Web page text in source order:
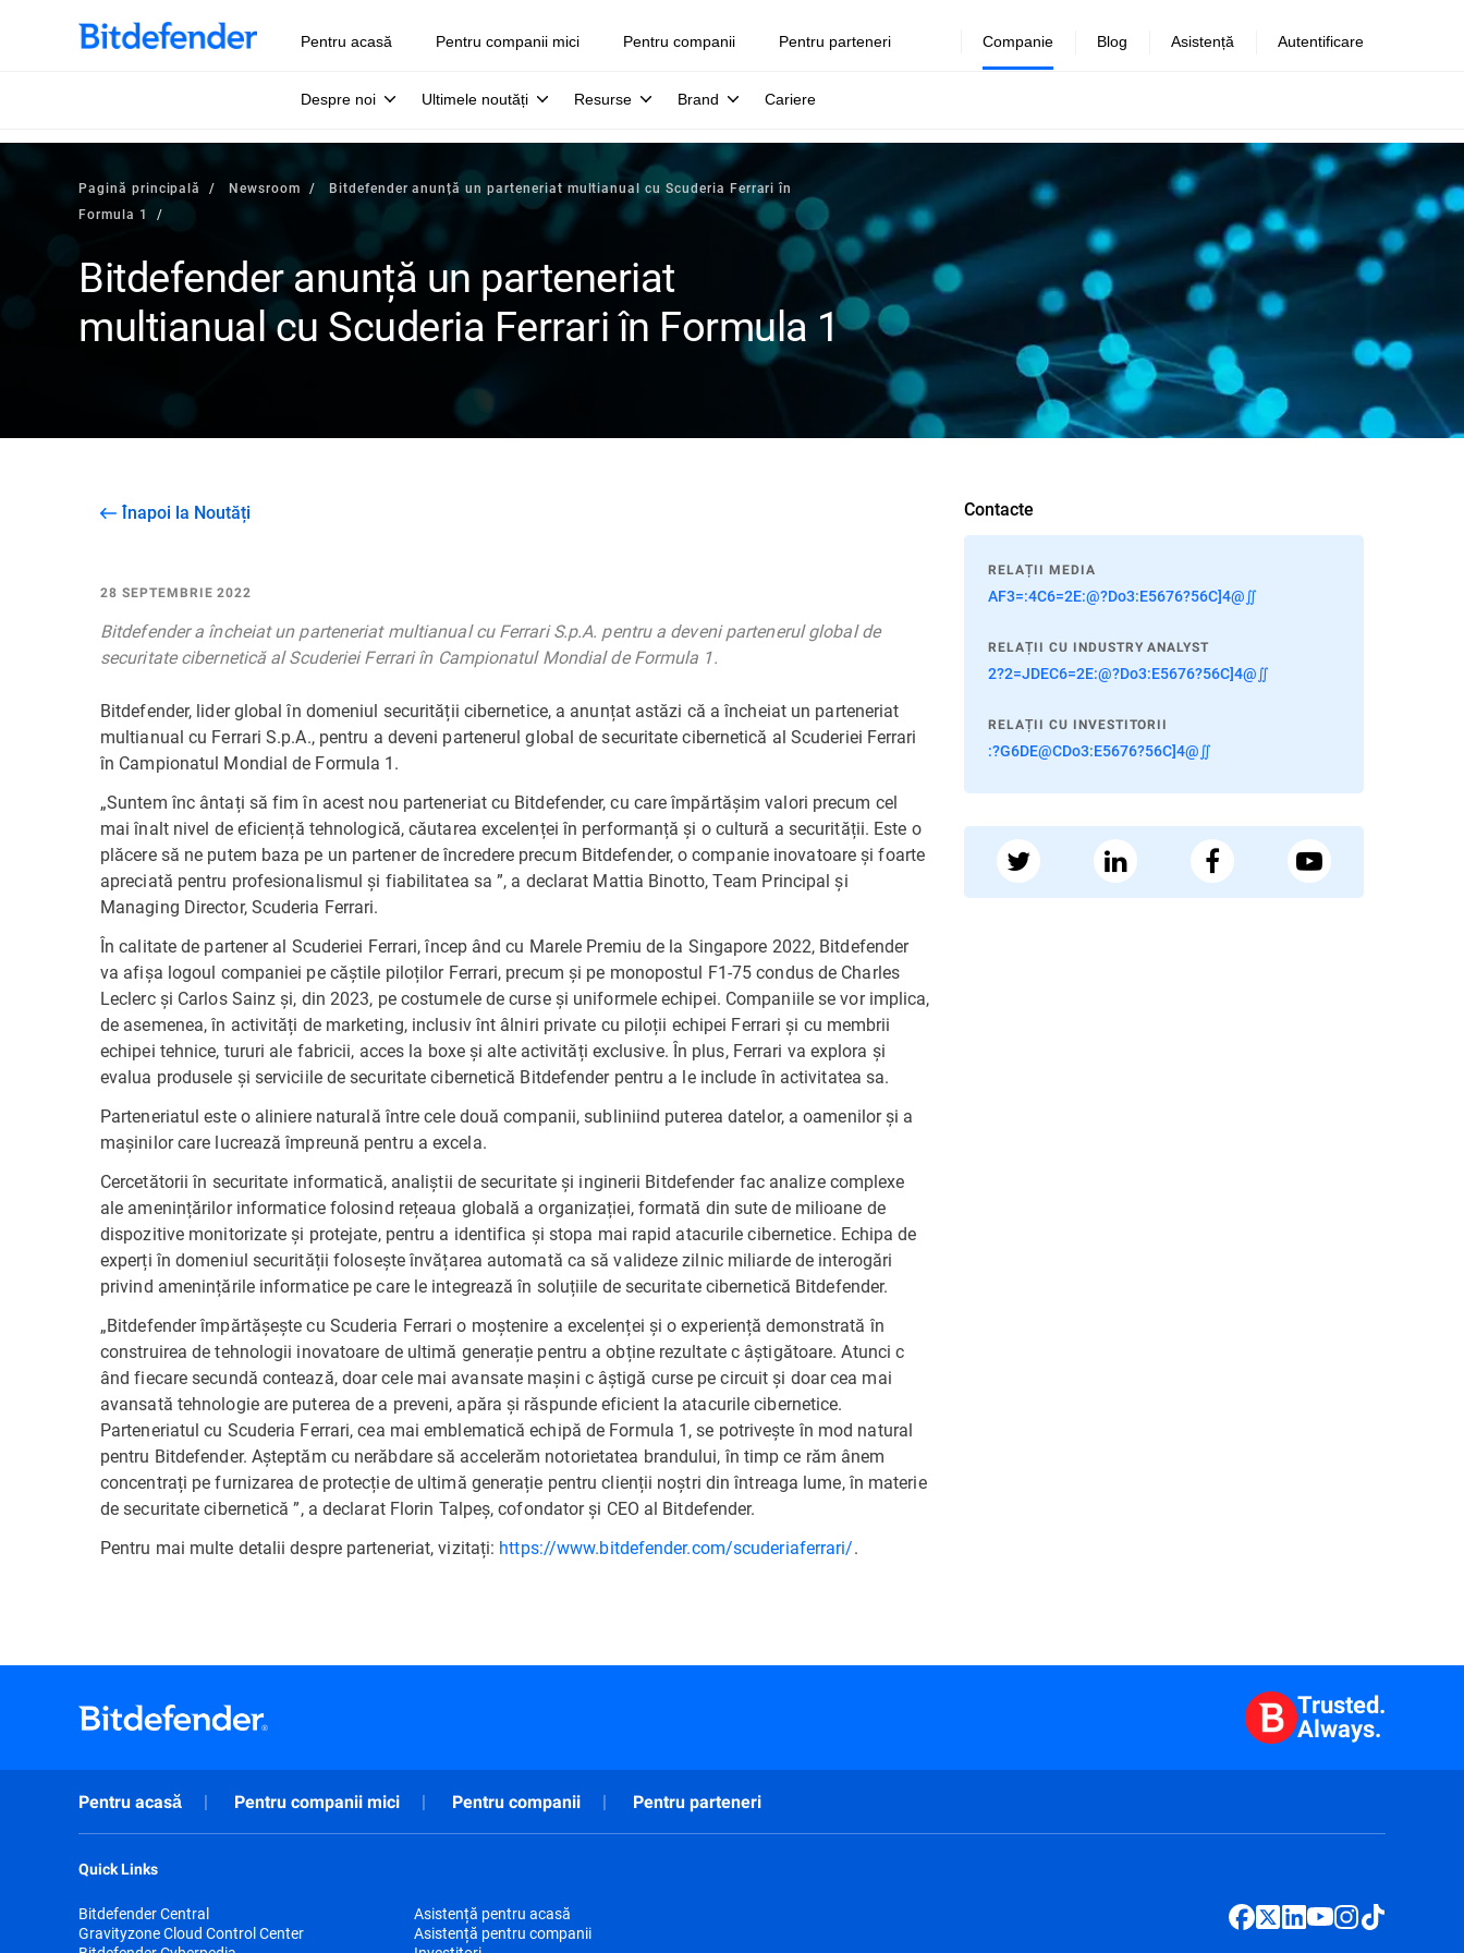
Pentru acasă Pentru companii mici Pentru companii Pentru parteneri Companie
Despre noi Ultimele noutăți Resurse Brand Cariere
Blog Asistență Autentificare
Pagină principală Newsroom
Bitdefender anunță un parteneriat multianual cu Scuderia Ferrari în
Formula 1
Bitdefender anunță un parteneriat
multianual cu Scuderia Ferrari în Formula 1
Înapoi la Noutăți
28 SEPTEMBRIE 2022
Bitdefender a încheiat un parteneriat multianual cu Ferrari S.p.A. pentru a deveni partenerul global de
securitate cibernetică al Scuderiei Ferrari în Campionatul Mondial de Formula 1.
Bitdefender, lider global în domeniul securității cibernetice, a anunțat astăzi că a încheiat un parteneriat
multianual cu Ferrari S.p.A., pentru a deveni partenerul global de securitate cibernetică al Scuderiei Ferrari
în Campionatul Mondial de Formula 1.
„Suntem înc ântați să fim în acest nou parteneriat cu Bitdefender, cu care împărtășim valori precum cel
mai înalt nivel de eficiență tehnologică, căutarea excelenței în performanță și o cultură a securității. Este o
plăcere să ne putem baza pe un partener de încredere precum Bitdefender, o companie inovatoare și foarte
apreciată pentru profesionalismul și fiabilitatea sa ”, a declarat Mattia Binotto, Team Principal și
Managing Director, Scuderia Ferrari.
În calitate de partener al Scuderiei Ferrari, încep ând cu Marele Premiu de la Singapore 2022, Bitdefender
va afișa logoul companiei pe căștile piloților Ferrari, precum și pe monopostul F1-75 condus de Charles
Leclerc și Carlos Sainz și, din 2023, pe costumele de curse și uniformele echipei. Companiile se vor implica,
de asemenea, în activități de marketing, inclusiv înt âlniri private cu piloții echipei Ferrari și cu membrii
echipei tehnice, tururi ale fabricii, acces la boxe și alte activități exclusive. În plus, Ferrari va explora și
evalua produsele și serviciile de securitate cibernetică Bitdefender pentru a le include în activitatea sa.
Parteneriatul este o aliniere naturală între cele două companii, subliniind puterea datelor, a oamenilor și a
mașinilor care lucrează împreună pentru a excela.
Cercetătorii în securitate informatică, analiștii de securitate și inginerii Bitdefender fac analize complexe
ale amenințărilor informatice folosind rețeaua globală a organizației, formată din sute de milioane de
dispozitive monitorizate și protejate, pentru a identifica și stopa mai rapid atacurile cibernetice. Echipa de
experți în domeniul securității folosește învățarea automată ca să valideze zilnic miliarde de interogări
privind amenințările informatice pe care le integrează în soluțiile de securitate cibernetică Bitdefender.
„Bitdefender împărtășește cu Scuderia Ferrari o moștenire a excelenței și o experiență demonstrată în
construirea de tehnologii inovatoare de ultimă generație pentru a obține rezultate c âștigătoare. Atunci c
ând fiecare secundă contează, doar cele mai avansate mașini c âștigă curse pe circuit și doar cea mai
avansată tehnologie are puterea de a preveni, apăra și răspunde eficient la atacurile cibernetice.
Parteneriatul cu Scuderia Ferrari, cea mai emblematică echipă de Formula 1, se potrivește în mod natural
pentru Bitdefender. Așteptăm cu nerăbdare să accelerăm notorietatea brandului, în timp ce răm ânem
concentrați pe furnizarea de protecție de ultimă generație pentru clienții noștri din întreaga lume, în materie
de securitate cibernetică ”, a declarat Florin Talpeș, cofondator și CEO al Bitdefender.
Pentru mai multe detalii despre parteneriat, vizitați: https://www.bitdefender.com/scuderiaferrari/.
Contacte
RELAȚII MEDIA
AF3=:4C6=2E:@?Do3:E5676?56C]4@∬
RELAȚII CU INDUSTRY ANALYST
2?2=JDEC6=2E:@?Do3:E5676?56C]4@∬
RELAȚII CU INVESTITORII
:?G6DE@CDo3:E5676?56C]4@∬
Trusted.
Always.
Pentru acasă Pentru companii mici Pentru companii Pentru parteneri
Quick Links
Bitdefender Central
Gravityzone Cloud Control Center
Asistență pentru acasă
Asistență pentru companii